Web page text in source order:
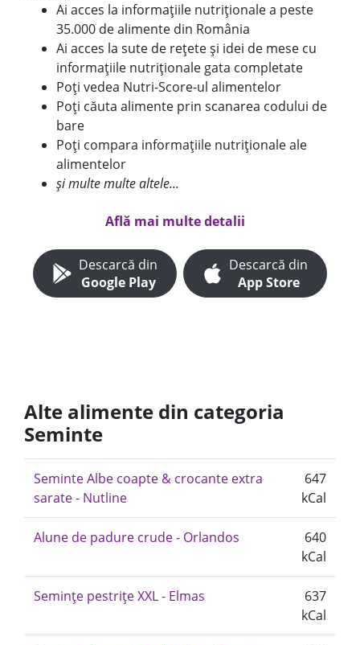
Ai acces la informațiile nutriționale a peste
35.000 de alimente din România
Ai acces la sute de rețete și idei de mese cu
informațiile nutriționale gata completate
Poți vedea Nutri-Score-ul alimentelor
Poți căuta alimente prin scanarea codului de
bare
Poți compara informațiile nutriționale ale
alimentelor
și multe multe altele...
Află mai multe detalii
Descarcă din
Google Play
Descarcă din
App Store
Alte alimente din categoria
Seminte
Seminte Albe coapte & crocante extra
sarate - Nutline
647
kCal
Alune de padure crude - Orlandos
640
kCal
Semințe pestrițe XXL - Elmas
637
kCal